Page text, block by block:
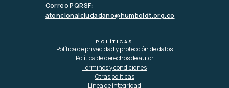
Correo PQRSF:
atencionalciudadano@humboldt.org.co
POLÍTICAS
Política de privacidad y protección de datos
Política de derechos de autor
Términos y condiciones
Otras políticas
Línea de integridad